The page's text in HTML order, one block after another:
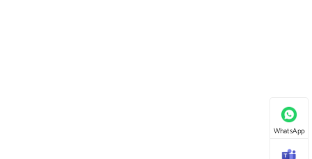
WhatsApp